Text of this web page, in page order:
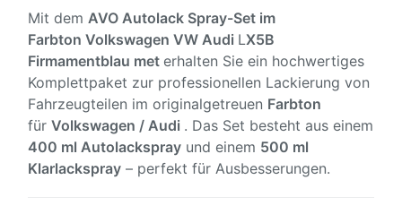
Mit dem AVO Autolack Spray-Set im
Farbton Volkswagen VW Audi LX5B
Firmamentblau met erhalten Sie ein hochwertiges
Komplettpaket zur professionellen Lackierung von
Fahrzeugteilen im originalgetreuen Farbton
für Volkswagen / Audi . Das Set besteht aus einem
400 ml Autolackspray und einem 500 ml
Klarlackspray – perfekt für Ausbesserungen.